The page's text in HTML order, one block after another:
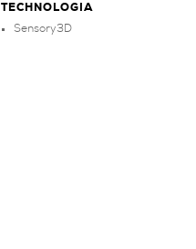
TECHNOLOGIA
Sensory3D